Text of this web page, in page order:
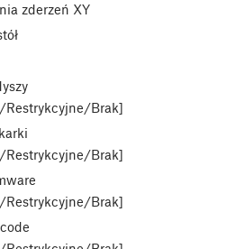
zderzeń XY
Restrykcyjne/Brak]
Restrykcyjne/Brak]
Restrykcyjne/Brak]